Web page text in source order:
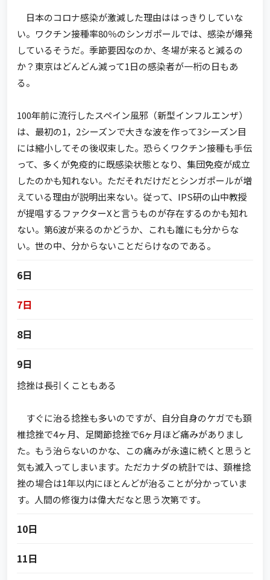
日本のコロナ感染が激減した理由ははっきりしていな
い。ワクチン接種率80％のシンガポールでは、感染が爆発
しているそうだ。季節要因なのか、冬場が来ると減るの
か？東京はどんどん減って1日の感染者が一桁の日もあ
る。
100年前に流行したスペイン風邪（新型インフルエンザ）
は、最初の1，2シーズンで大きな波を作って3シーズン目
には縮小してその後収束した。恐らくワクチン接種も手伝
って、多くが免疫的に既感染状態となり、集団免疫が成立
したのかも知れない。ただそれだけだとシンガポールが増
えている理由が説明出来ない。従って、IPS研の山中教授
が提唱するファクターXと言うものが存在するのかも知れ
ない。第6波が来るのかどうか、これも誰にも分からな
い。世の中、分からないことだらけなのである。
6日
7日
8日
9日
捻挫は長引くこともある
すぐに治る捻挫も多いのですが、自分自身のケガでも頚
椎捻挫で4ヶ月、足関節捻挫で6ヶ月ほど痛みがありまし
た。もう治らないのかな、この痛みが永遠に続くと思うと
気も滅入ってしまいます。ただカナダの統計では、頚椎捻
挫の場合は1年以内にほとんどが治ることが分かっていま
す。人間の修復力は偉大だなと思う次第です。
10日
11日